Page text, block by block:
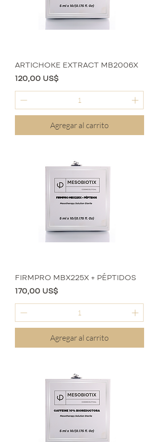
ARTICHOKE EXTRACT MB2006X
Precio
120,00 US$
Agregar al carrito
FIRMPRO MBX225X + PÉPTIDOS
Precio
170,00 US$
Agregar al carrito